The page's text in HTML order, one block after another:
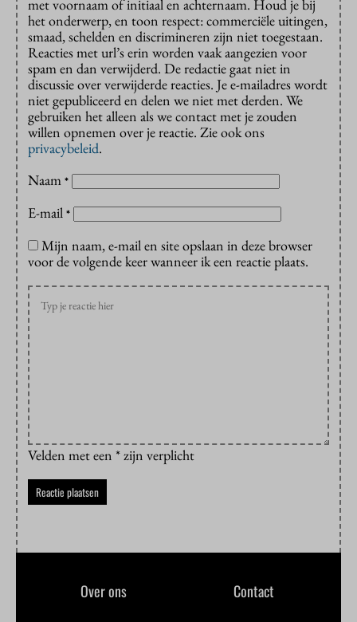
met voornaam of initiaal en achternaam. Houd je bij
het onderwerp, en toon respect: commerciële uitingen,
smaad, schelden en discrimineren zijn niet toegestaan.
Reacties met url’s erin worden vaak aangezien voor
spam en dan verwijderd. De redactie gaat niet in
discussie over verwijderde reacties. Je e-mailadres wordt
niet gepubliceerd en delen we niet met derden. We
gebruiken het alleen als we contact met je zouden
willen opnemen over je reactie. Zie ook ons
privacybeleid.
Naam *
E-mail *
Mijn naam, e-mail en site opslaan in deze browser
voor de volgende keer wanneer ik een reactie plaats.
Velden met een * zijn verplicht
Over ons Contact